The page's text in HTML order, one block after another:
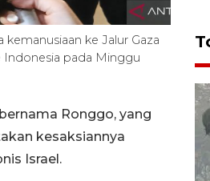
ke Jalur Gaza
Indonesia pada Minggu
Ronggo, yang
kesaksiannya
Israel.